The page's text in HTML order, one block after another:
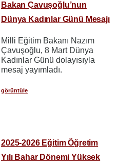
Bakan Çavuşoğlu’nun
Dünya Kadınlar Günü Mesajı
Milli Eğitim Bakanı Nazım
Çavuşoğlu, 8 Mart Dünya
Kadınlar Günü dolayısıyla
mesaj yayımladı.
görüntüle
2025-2026 Eğitim Öğretim
Yılı Bahar Dönemi Yüksek